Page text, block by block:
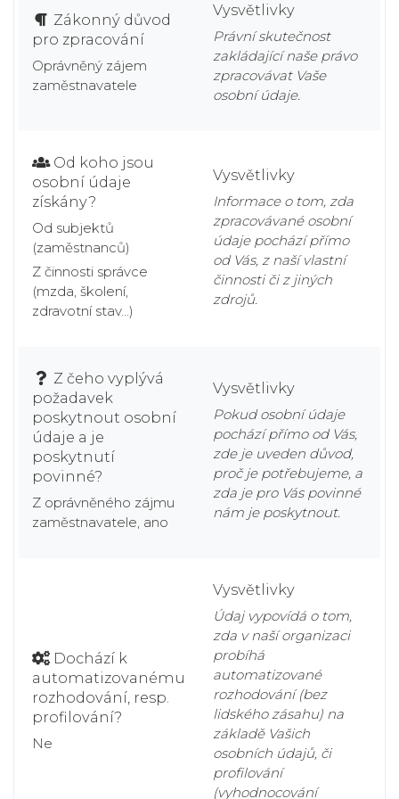
Zákonný důvod
pro zpracování
Oprávněný zájem
zaměstnavatele
Vysvětlivky
Právní skutečnost
zakládající naše právo
zpracovávat Vaše
osobní údaje.
Od koho jsou
osobní údaje
získány?
Od subjektů
(zaměstnanců)
Z činnosti správce
(mzda, školení,
zdravotní stav...)
Vysvětlivky
Informace o tom, zda
zpracovávané osobní
údaje pochází přímo
od Vás, z naší vlastní
činnosti či z jiných
zdrojů.
Z čeho vyplývá
požadavek
poskytnout osobní
údaje a je
poskytnutí
povinné?
Z oprávněného zájmu
zaměstnavatele, ano
Vysvětlivky
Pokud osobní údaje
pochází přímo od Vás,
zde je uveden důvod,
proč je potřebujeme, a
zda je pro Vás povinné
nám je poskytnout.
Dochází k
automatizovanému
rozhodování, resp.
profilování?
Ne
Vysvětlivky
Údaj vypovídá o tom,
zda v naší organizaci
probíhá
automatizované
rozhodování (bez
lidského zásahu) na
základě Vašich
osobních údajů, či
profilování
(vyhodnocování